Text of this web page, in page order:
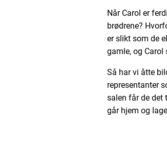
Når Carol er
brødrene?
er slikt som de
gamle, og Carol
Så har vi åtte
representanter
salen får de det
går hjem og